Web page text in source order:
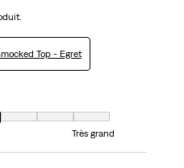
Top - Egret
petit et 7 est égal à Très grand
Très grand